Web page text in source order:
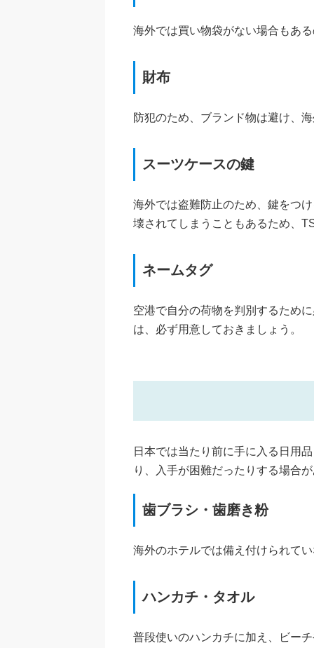
海外では買い物袋がない場合もあ
財布
防犯のため、ブランド物は避け、
スーツケースの鍵
海外では盗難防止のため、鍵をつ
壊されてしまうこともあるため、
ネームタグ
空港で自分の荷物を判別するため
は、必ず用意しておきましょう。
日本では当たり前に手に入る日用
り、入手が困難だったりする場合
歯ブラシ・歯磨き粉
海外のホテルでは備え付けられて
ハンカチ・タオル
普段使いのハンカチに加え、ビー